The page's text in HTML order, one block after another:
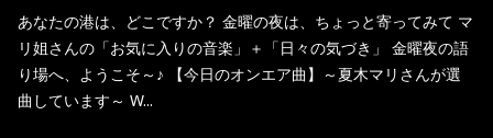
あなたの港は、どこですか？ 金曜の夜は、ちょっと寄ってみて マ
リ姐さんの「お気に入りの音楽」＋「日々の気づき」 金曜夜の語
り場へ、ようこそ～♪ 【今日のオンエア曲】～夏木マリさんが選
曲しています～ W...